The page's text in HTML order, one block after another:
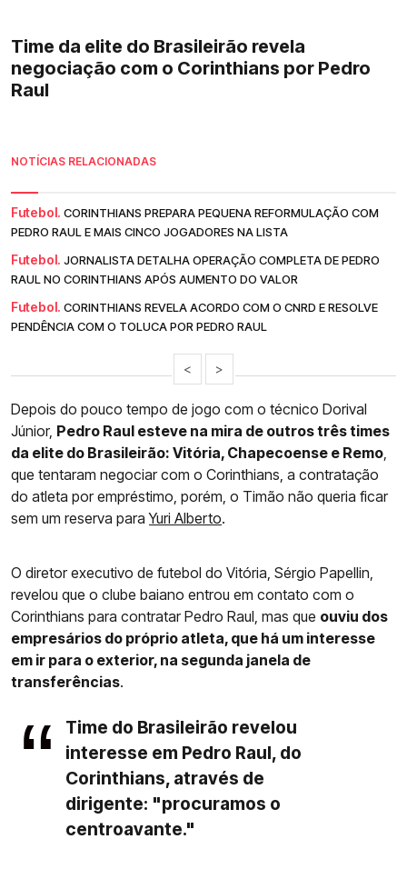
Time da elite do Brasileirão revela
negociação com o Corinthians por Pedro
Raul
NOTÍCIAS RELACIONADAS
Futebol. CORINTHIANS PREPARA PEQUENA REFORMULAÇÃO COM
PEDRO RAUL E MAIS CINCO JOGADORES NA LISTA
Futebol. JORNALISTA DETALHA OPERAÇÃO COMPLETA DE PEDRO
RAUL NO CORINTHIANS APÓS AUMENTO DO VALOR
Futebol. CORINTHIANS REVELA ACORDO COM O CNRD E RESOLVE
PENDÊNCIA COM O TOLUCA POR PEDRO RAUL
< >
Depois do pouco tempo de jogo com o técnico Dorival
Júnior, Pedro Raul esteve na mira de outros três times
da elite do Brasileirão: Vitória, Chapecoense e Remo,
que tentaram negociar com o Corinthians, a contratação
do atleta por empréstimo, porém, o Timão não queria ficar
sem um reserva paraYuri Alberto.
O diretor executivo de futebol do Vitória, Sérgio Papellin,
revelou que o clube baiano entrou em contato com o
Corinthians para contratar Pedro Raul, mas que ouviu dos
empresários do próprio atleta, que há um interesse
em ir para o exterior, na segunda janela de
transferências.
Time do Brasileirão revelou
interesse em Pedro Raul, do
Corinthians, através de
dirigente: "procuramos o
centroavante."